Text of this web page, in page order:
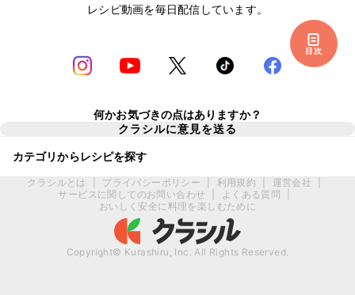
目次
レシピ動画を毎日配信しています。
何かお気づきの点はありますか？
クラシルに意見を送る
カテゴリからレシピを探す
クラシルとは プライバシーポリシー 利用規約 運営会社
サービスに関してのお問い合わせ
よくある質問
おいしく安全に料理を楽しむために
Copyright© Kurashiru, Inc. All Rights Reserved.